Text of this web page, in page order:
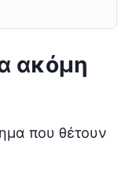
ακόμη
που θέτουν